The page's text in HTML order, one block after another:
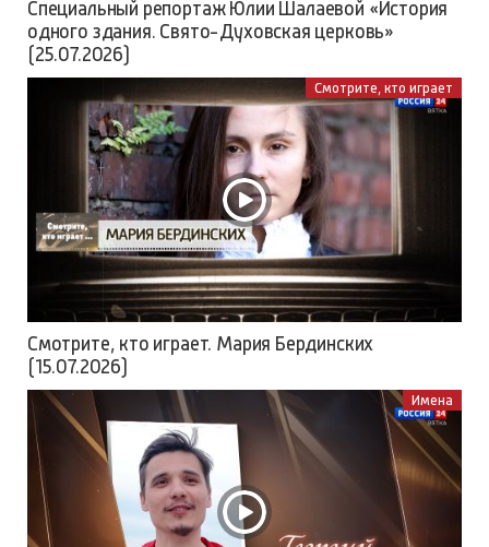
Специальный репортаж Юлии Шалаевой «История
одного здания. Свято-Духовская церковь»
(25.07.2026)
Смотрите, кто играет
Смотрите, кто играет. Мария Бердинских
(15.07.2026)
Имена